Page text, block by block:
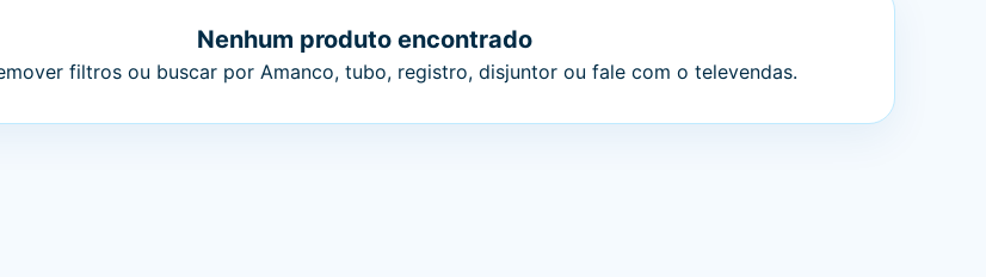
Nenhum produto encontrado
filtros ou buscar por Amanco, tubo, registro, disjuntor ou fale com o televendas.